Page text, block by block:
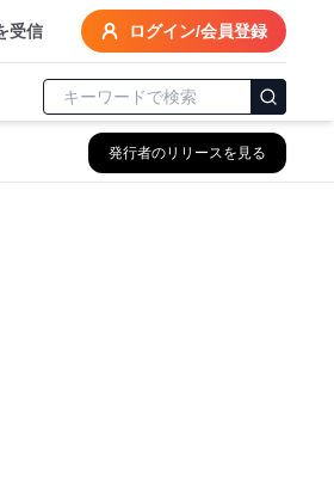
受信 ログイン/会員登録
発行者のリリースを見る